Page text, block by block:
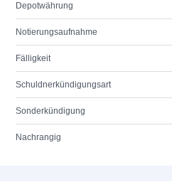
Depotwährung
Notierungsaufnahme
Fälligkeit
Schuldnerkündigungsart
Sonderkündigung
Nachrangig